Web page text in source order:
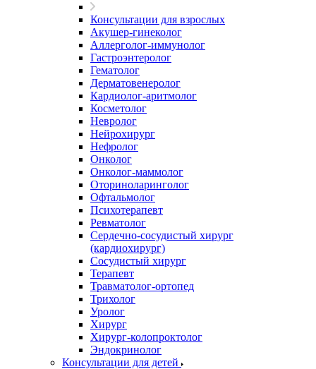
Консультации для взрослых
Акушер-гинеколог
Аллерголог-иммунолог
Гастроэнтеролог
Гематолог
Дерматовенеролог
Кардиолог-аритмолог
Косметолог
Невролог
Нейрохирург
Нефролог
Онколог
Онколог-маммолог
Оториноларинголог
Офтальмолог
Психотерапевт
Ревматолог
Сердечно-сосудистый хирург
(кардиохирург)
Сосудистый хирург
Терапевт
Травматолог-ортопед
Трихолог
Уролог
Хирург
Хирург-колопроктолог
Эндокринолог
Консультации для детей